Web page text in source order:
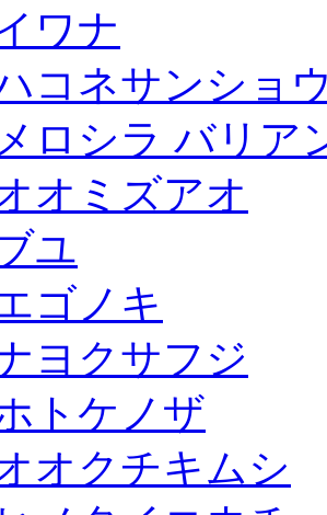
ワナ
コネサンショ
ロシラ バリア
オミズアオ
ユ
ゴノキ
ヨクサフジ
トケノザ
オクチキムシ